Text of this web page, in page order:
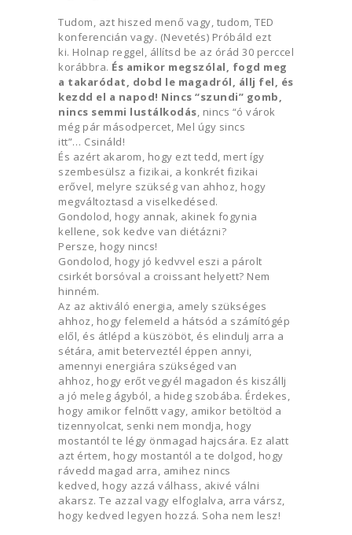
Tudom, azt hiszed menő vagy, tudom, TED
konferencián vagy. (Nevetés) Próbáld ezt
ki. Holnap reggel, állítsd be az órád 30 perccel
korábbra. És amikor megszólal, fogd meg
a takaródat, dobd le magadról, állj fel, és
kezdd el a napod! Nincs “szundi” gomb,
nincs semmi lustálkodás, nincs “ó várok
még pár másodpercet, Mel úgy sincs
itt”… Csináld!
És azért akarom, hogy ezt tedd, mert így
szembesülsz a fizikai, a konkrét fizikai
erővel, melyre szükség van ahhoz, hogy
megváltoztasd a viselkedésed.
Gondolod, hogy annak, akinek fogynia
kellene, sok kedve van diétázni?
Persze, hogy nincs!
Gondolod, hogy jó kedvvel eszi a párolt
csirkét borsóval a croissant helyett? Nem
hinném.
Az az aktiváló energia, amely szükséges
ahhoz, hogy felemeld a hátsód a számítógép
elől, és átlépd a küszöböt, és elindulj arra a
sétára, amit beterveztél éppen annyi,
amennyi energiára szükséged van
ahhoz, hogy erőt vegyél magadon és kiszállj
a jó meleg ágyból, a hideg szobába. Érdekes,
hogy amikor felnőtt vagy, amikor betöltöd a
tizennyolcat, senki nem mondja, hogy
mostantól te légy önmagad hajcsára. Ez alatt
azt értem, hogy mostantól a te dolgod, hogy
rávedd magad arra, amihez nincs
kedved, hogy azzá válhass, akivé válni
akarsz. Te azzal vagy elfoglalva, arra vársz,
hogy kedved legyen hozzá. Soha nem lesz!